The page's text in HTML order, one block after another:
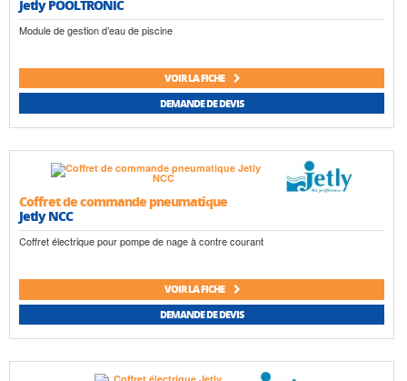
Jetly POOLTRONIC
Module de gestion d’eau de piscine
VOIR LA FICHE
DEMANDE DE DEVIS
Coffret de commande pneumatique
Jetly NCC
Coffret électrique pour pompe de nage à contre courant
VOIR LA FICHE
DEMANDE DE DEVIS